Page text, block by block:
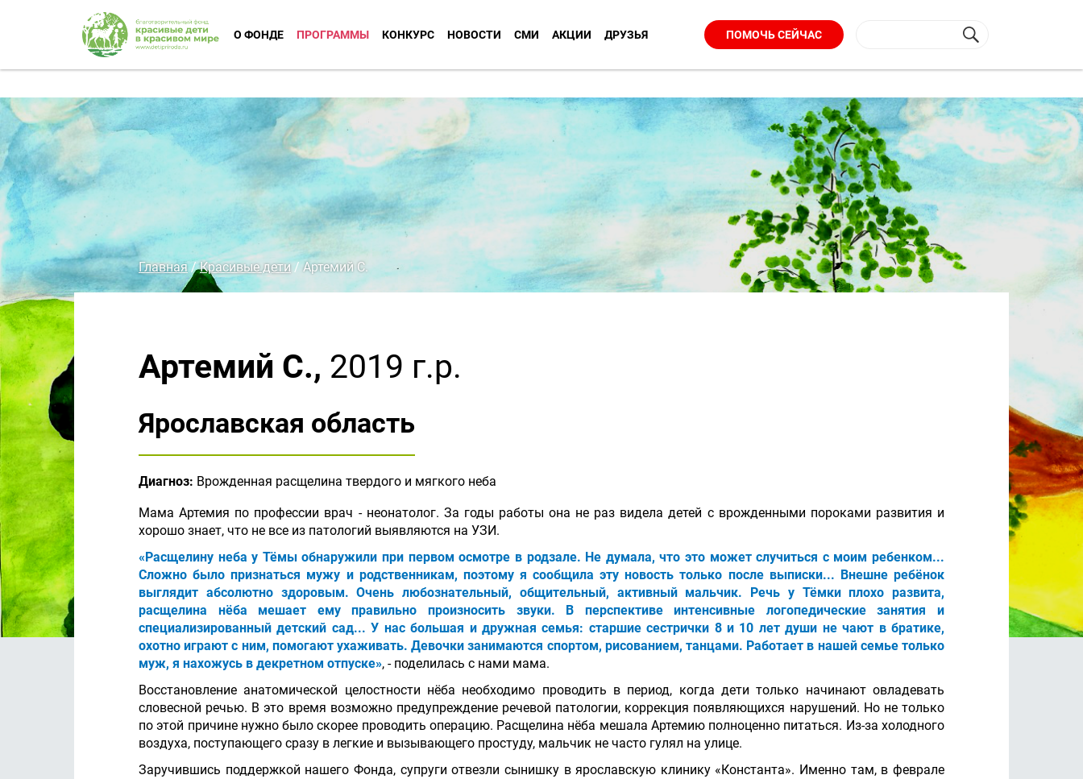
О ФОНДЕ ПРОГРАММЫ КОНКУРС НОВОСТИ СМИ АКЦИИ ДРУЗЬЯ ПОМОЧЬ СЕЙЧАС
Главная/Красивые дети/Артемий С.
Артемий С., 2019 г.р.
Ярославская область
Диагноз: Врожденная расщелина твердого и мягкого неба
Мама Артемия по профессии врач - неонатолог. За годы работы она не раз видела детей с врожденными пороками развития и
хорошо знает, что не все из патологий выявляются на УЗИ.
«Расщелину неба у Тёмы обнаружили при первом осмотре в родзале. Не думала, что это может случиться с моим ребенком...
Сложно было признаться мужу и родственникам, поэтому я сообщила эту новость только после выписки... Внешне ребёнок
выглядит абсолютно здоровым. Очень любознательный, общительный, активный мальчик. Речь у Тёмки плохо развита,
расщелина нёба мешает ему правильно произносить звуки. В перспективе интенсивные логопедические занятия и
специализированный детский сад... У нас большая и дружная семья: старшие сестрички 8 и 10 лет души не чают в братике,
охотно играют с ним, помогают ухаживать. Девочки занимаются спортом, рисованием, танцами. Работает в нашей семье только
муж, я нахожусь в декретном отпуске», - поделилась с нами мама.
Восстановление анатомической целостности нёба необходимо проводить в период, когда дети только начинают овладевать
словесной речью. В это время возможно предупреждение речевой патологии, коррекция появляющихся нарушений. Но не только
по этой причине нужно было скорее проводить операцию. Расщелина нёба мешала Артемию полноценно питаться. Из-за холодного
воздуха, поступающего сразу в легкие и вызывающего простуду, мальчик не часто гулял на улице.
Заручившись поддержкой нашего Фонда, супруги отвезли сынишку в ярославскую клинику «Константа». Именно там, в феврале